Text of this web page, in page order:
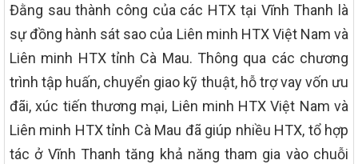
Đằng sau thành công của các HTX tại Vĩnh Thanh là
sự đồng hành sát sao của Liên minh HTX Việt Nam và
Liên minh HTX tỉnh Cà Mau. Thông qua các chương
trình tập huấn, chuyển giao kỹ thuật, hỗ trợ vay vốn ưu
đãi, xúc tiến thương mại, Liên minh HTX Việt Nam và
Liên minh HTX tỉnh Cà Mau đã giúp nhiều HTX, tổ hợp
tác ở Vĩnh Thanh tăng khả năng tham gia vào chuỗi